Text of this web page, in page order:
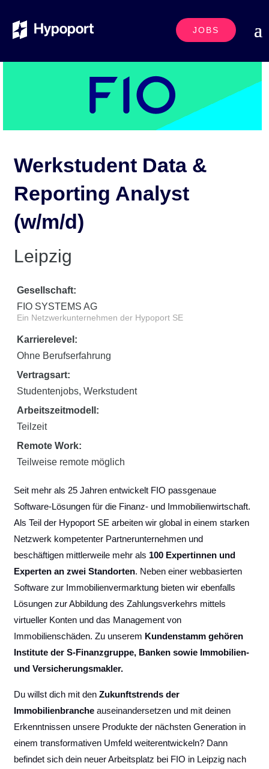
JOBS
Werkstudent Data &
Reporting Analyst
(w/m/d)
Leipzig
Seit mehr als 25 Jahren entwickelt FIO passgenaue
Software-Lösungen für die Finanz- und Immobilienwirtschaft.
Als Teil der Hypoport SE arbeiten wir global in einem starken
Netzwerk kompetenter Partnerunternehmen und
beschäftigen mittlerweile mehr als 100 Expertinnen und
Experten an zwei Standorten. Neben einer webbasierten
Software zur Immobilienvermarktung bieten wir ebenfalls
Lösungen zur Abbildung des Zahlungsverkehrs mittels
virtueller Konten und das Management von
Immobilienschäden. Zu unserem Kundenstamm gehören
Institute der S-Finanzgruppe, Banken sowie Immobilien-
und Versicherungsmakler.
Du willst dich mit den Zukunftstrends der
Immobilienbrancheauseinandersetzen und mit deinen
Erkenntnissen unsere Produkte der nächsten Generation in
einem transformativen Umfeld weiterentwickeln? Dann
befindet sich dein neuer Arbeitsplatz bei FIO in Leipzig nach
Gesellschaft:
FIO SYSTEMS AG
Ein Netzwerkunternehmen der Hypoport SE
Karrierelevel:
Ohne Berufserfahrung
Vertragsart:
Studentenjobs, Werkstudent
Arbeitszeitmodell:
Teilzeit
Remote Work:
Teilweise remote möglich